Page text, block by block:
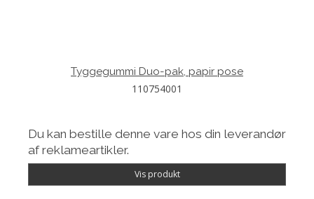
Tyggegummi Duo-pak, papir pose
110754001
Du kan bestille denne vare hos din leverandør
af reklameartikler.
Vis produkt